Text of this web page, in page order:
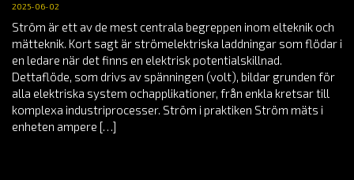
2025-06-02
Ström är ett av de mest centrala begreppen inom elteknik och
mätteknik. Kort sagt är strömelektriska laddningar som flödar i
en ledare när det finns en elektrisk potentialskillnad.
Dettaflöde, som drivs av spänningen (volt), bildar grunden för
alla elektriska system ochapplikationer, från enkla kretsar till
komplexa industriprocesser. Ström i praktiken Ström mäts i
enheten ampere […]